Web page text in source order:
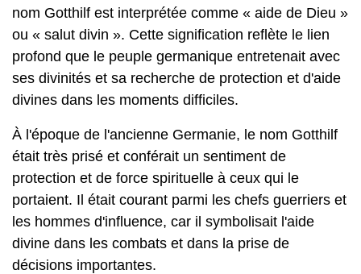
nom Gotthilf est interprétée comme « aide de Dieu »
ou « salut divin ». Cette signification reflète le lien
profond que le peuple germanique entretenait avec
ses divinités et sa recherche de protection et d'aide
divines dans les moments difficiles.
À l'époque de l'ancienne Germanie, le nom Gotthilf
était très prisé et conférait un sentiment de
protection et de force spirituelle à ceux qui le
portaient. Il était courant parmi les chefs guerriers et
les hommes d'influence, car il symbolisait l'aide
divine dans les combats et dans la prise de
décisions importantes.